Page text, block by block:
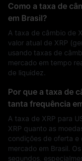
Como a taxa de
em Brasil?
A taxa de câmbio de
valor atual de XRP
usando taxas de
mercado em tempo
de liquidez.
Por que a taxa de
tanta frequência
A taxa de XRP para
XRP quanto as
condições de oferta
mercado em Brasil.
segundos,